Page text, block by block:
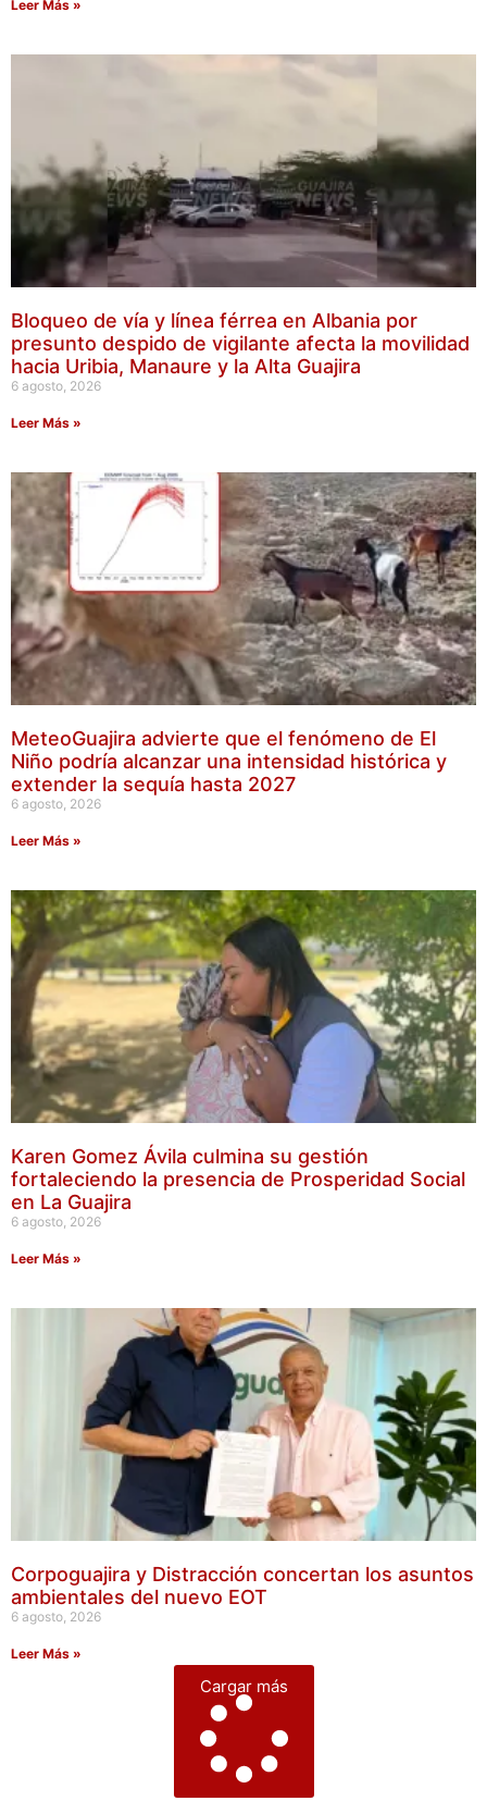
Leer Más »
Bloqueo de vía y línea férrea en Albania por
presunto despido de vigilante afecta la movilidad
hacia Uribia, Manaure y la Alta Guajira
6 agosto, 2026
Leer Más »
MeteoGuajira advierte que el fenómeno de El
Niño podría alcanzar una intensidad histórica y
extender la sequía hasta 2027
6 agosto, 2026
Leer Más »
Karen Gomez Ávila culmina su gestión
fortaleciendo la presencia de Prosperidad Social
en La Guajira
6 agosto, 2026
Leer Más »
Corpoguajira y Distracción concertan los asuntos
ambientales del nuevo EOT
6 agosto, 2026
Leer Más »
Cargar más